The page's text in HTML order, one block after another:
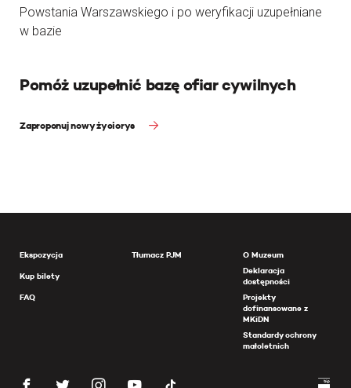
Powstania Warszawskiego i po weryfikacji uzupełniane
w bazie
Pomóż uzupełnić bazę ofiar cywilnych
Zaproponuj nowy życiorys
Ekspozycja
Kup bilety
FAQ
Tłumacz PJM
O Muzeum
Deklaracja
dostępności
Projekty
dofinansowane z
MKiDN
Standardy ochrony
małoletnich